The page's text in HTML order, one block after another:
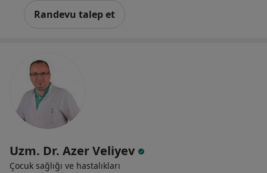
Randevu talep et
Uzm. Dr. Azer Veliyev
Çocuk sağlığı ve hastalıkları